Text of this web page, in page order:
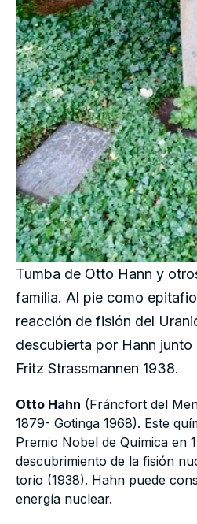
Tumba de Otto Hann y
familia. Al pie como
reacción de fisión del
descubierta por Hann
Fritz Strassmannen 1938.
Otto Hahn (Fráncfort del
1879- Gotinga 1968). Este
Premio Nobel de Química en
descubrimiento de la fisión
torio (1938). Hahn puede
energía nuclear.